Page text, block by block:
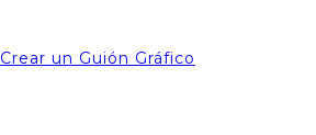
Crear un Guión Gráfico